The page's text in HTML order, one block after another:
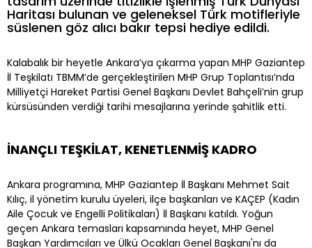
Haritası bulunan ve geleneksel Türk motifleriyle
süslenen göz alıcı bakır tepsi hediye edildi.
Kalabalık bir heyetle Ankara’ya çıkarma yapan MHP Gaziantep
İl Teşkilatı TBMM’de gerçekleştirilen MHP Grup Toplantısı’nda
Milliyetçi Hareket Partisi Genel Başkanı Devlet Bahçeli’nin grup
kürsüsünden verdiği tarihi mesajlarına yerinde şahitlik etti.
İNANÇLI TEŞKİLAT, KENETLENMİŞ KADRO
Ankara programına, MHP Gaziantep İl Başkanı Mehmet Sait
Kılıç, il yönetim kurulu üyeleri, ilçe başkanları ve KAÇEP (Kadın
Aile Çocuk ve Engelli Politikaları) İl Başkanı katıldı. Yoğun
geçen Ankara temasları kapsamında heyet, MHP Genel
Başkan Yardımcıları ve Ülkü Ocakları Genel Başkanı'nı da